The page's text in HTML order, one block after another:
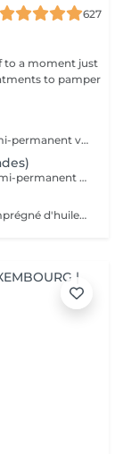
627
Simple pedicure with or without varnish, semi-permanent varnish or protein-base with products from the Footlogix brand, specialized in pedicure products.
Medical pedicure with or without varnish, semi-permanent varnish or protein-base with products from the Footlogix brand, specializing in pedicure products.
Les chaussettes collagène masque est pré imprégné d'huile d'argon et d'une émulsion riche en collagène pour pénétrer et hydrater la peau.